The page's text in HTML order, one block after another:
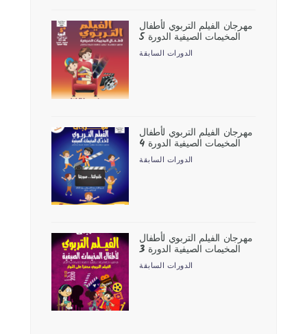
مهرجان الفيلم التربوي لأطفال
المخيمات الصيفية الدورة 5
الدورات السابقة
مهرجان الفيلم التربوي لأطفال
المخيمات الصيفية الدورة 4
الدورات السابقة
مهرجان الفيلم التربوي لأطفال
المخيمات الصيفية الدورة 3
الدورات السابقة